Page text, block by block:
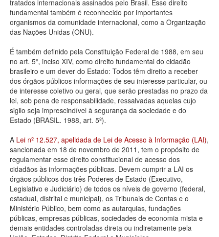
Processo Legislativo
Deputados Estaduais
Administração
Legislação
Agenda
Perguntas frequentes
Contato
tratados internacionais assinados pelo Brasil. Esse direito
fundamental também é reconhecido por importantes
organismos da comunidade internacional, como a Organização
das Nações Unidas (ONU).
É também definido pela Constituição Federal de 1988, em seu
no art. 5º, inciso XIV, como direito fundamental do cidadão
brasileiro e um dever do Estado: Todos têm direito a receber
dos órgãos públicos informações de seu interesse particular, ou
de interesse coletivo ou geral, que serão prestadas no prazo da
lei, sob pena de responsabilidade, ressalvadas aquelas cujo
sigilo seja imprescindível à segurança da sociedade e do
Estado (BRASIL. 1988, art. 5º).
A Lei nº 12.527, apelidada de Lei de Acesso à Informação (LAI),
sancionada em 18 de novembro de 2011, tem o propósito de
regulamentar esse direito constitucional de acesso dos
cidadãos às informações públicas. Devem cumprir a LAI os
órgãos públicos dos três Poderes de Estado (Executivo,
Legislativo e Judiciário) de todos os níveis de governo (federal,
estadual, distrital e municipal), os Tribunais de Contas e o
Ministério Público, bem como as autarquias, fundações
públicas, empresas públicas, sociedades de economia mista e
demais entidades controladas direta ou indiretamente pela